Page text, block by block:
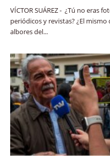
VÍCTOR SUÁREZ - ¿Tú no eras
periódicos y revistas? ¿El
albores del...